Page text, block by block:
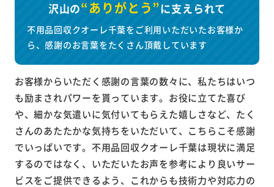
沢山の“ありがとう”に支えられて
不用品回収クオーレ千葉をご利用いただいたお客様か
ら、感謝のお言葉をたくさん頂戴しています
お客様からいただく感謝の言葉の数々に、私たちはいつ
も励まされパワーを貰っています。お役に立てた喜び
や、細かな気遣いに気付いてもらえた嬉しさなど、たく
さんのあたたかな気持ちをいただいて、こちらこそ感謝
でいっぱいです。不用品回収クオーレ千葉は現状に満足
するのではなく、いただいたお声を参考により良いサー
ビスをご提供できるよう、これからも技術力や対応力の